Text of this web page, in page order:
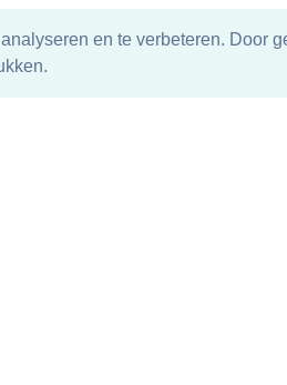
en te verbeteren. Door